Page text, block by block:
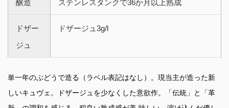
醸造 ステンレスタンクで36か月以上熟成
ドザー
ジュ
ドザージュ3g/l
単一年のぶどうで造る（ラベル表記はなし）。現当主が造った新
しいキュヴェ。ドザージュを少なくした意欲作。「伝統」と「革